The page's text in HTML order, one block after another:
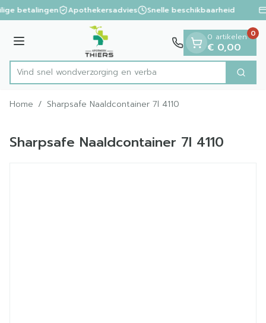
Ga naar de inhoud
1 van 1
betalingen Apothekersadvies Snelle beschikbaarheid
Menu
Product, merk, categorie...
Vind snel wondverzorging e Zoek
0 artikelen
€ 0,00
0
Home / Sharpsafe Naaldcontainer 7l 4110
Sharpsafe Naaldcontainer 7l 4110